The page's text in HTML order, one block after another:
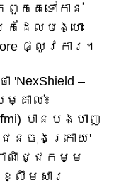
កគេទៅកាន់
ែលបង្ហោះ
ផ្លូវការ។
'NexShield –
ម្គាល់៖
បានបង្ហាញ
ជនចុងក្រោយ'
ពាណិជ្ជកម្ម
លឹមសារ